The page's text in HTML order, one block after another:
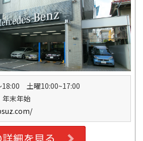
18:00 土曜10:00~17:00
年末年始